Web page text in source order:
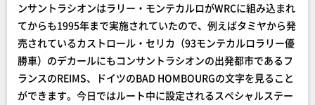
ンサントラシオンはラリー・モンテカルロがWRCに組み込まれ
てからも1995年まで実施されていたので、例えばタミヤから発
売されているカストロール・セリカ（93モンテカルロラリー優
勝車）のデカールにもコンサントラシオンの出発都市であるフ
ランスのREIMS、ドイツのBAD HOMBOURGの文字を見ること
ができます。今日ではルート中に設定されるスペシャルステー